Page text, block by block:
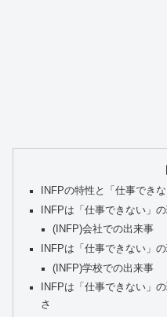
INFPの特性と「仕事できな
INFPは「仕事できない」
(INFP)会社での出来事
INFPは「仕事できない」
(INFP)学校での出来事
INFPは「仕事できない」
さ